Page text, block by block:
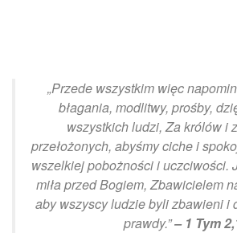
„Przede wszystkim więc
błagania, modlitwy, prośby,
wszystkich ludzi, Za królów i
przełożonych, abyśmy ciche i
wszelkiej pobożności i uczciwości.
miła przed Bogiem, Zbawicielem
aby wszyscy ludzie byli zbawieni i
prawdy.”– 1 Tym